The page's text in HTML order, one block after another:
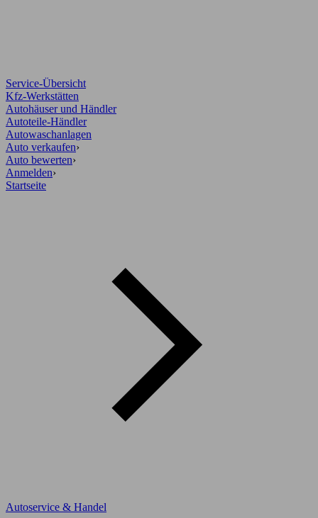
Service-Übersicht
Kfz-Werkstätten
Autohäuser und Händler
Autoteile-Händler
Autowaschanlagen
Auto verkaufen›
Auto bewerten›
Anmelden›
Startseite
Autoservice & Handel